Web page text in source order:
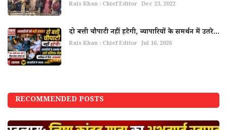
Rais Khan : Chief Editor Dec 23, 2022
दो बत्ती चौपाटी नहीं हटेगी, व्यापारियों के समर्थन में उतरे...
Rais Khan : Chief Editor Jul 16, 2026
RECOMMENDED POSTS